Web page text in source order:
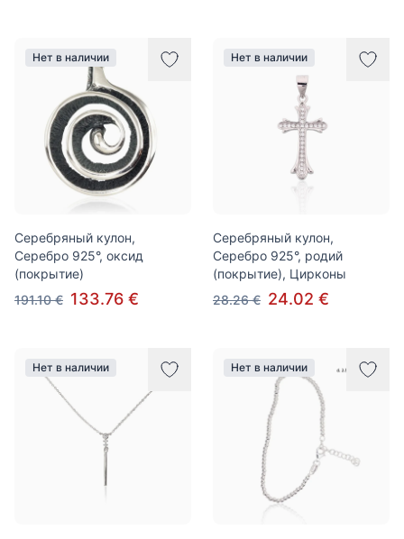
Нет в наличии
Серебряный кулон,
Серебро 925°, оксид
(покрытие)
191.10 € 133.76 €
Нет в наличии
Серебряный кулон,
Серебро 925°, родий
(покрытие), Цирконы
28.26 € 24.02 €
Нет в наличии Нет в наличии